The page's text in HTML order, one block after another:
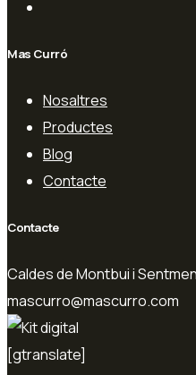
Mas Curró
Nosaltres
Productes
Blog
Contacte
Contacte
Caldes de Montbui i
mascurro@mascurro.com
[gtranslate]